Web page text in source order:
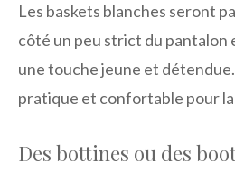
Les baskets blanches seront
côté un peu strict du pantalon
une touche jeune et
pratique et confortable pour
Des bottines ou des